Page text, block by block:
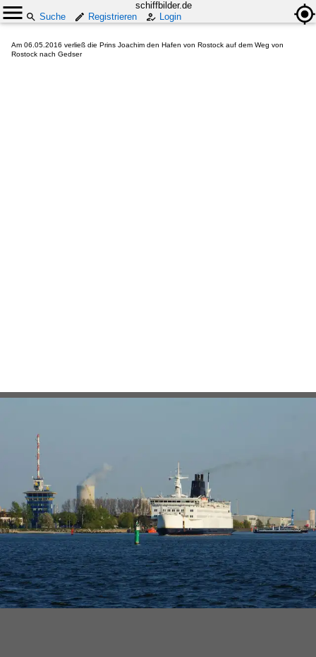
schiffbilder.de
Suche
Registrieren Login
Am 06.05.2016 verließ die Prins Joachim den Hafen von Rostock auf dem Weg von
Rostock nach Gedser